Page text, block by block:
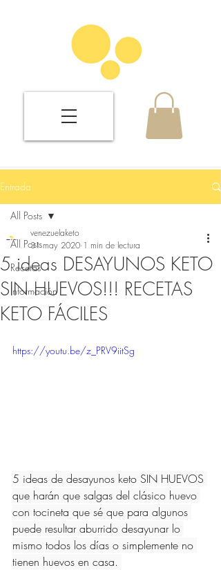
Entrada
All Posts
Recetas
Información
All Posts
5 ideas DESAYUNOS KETO
SIN HUEVOS!!! RECETAS
KETO FÁCILES
venezuelaketo
31 may 2020 1 min de lectura
https://youtu.be/z_PRV9iitSg
5 ideas de desayunos keto SIN HUEVOS
que harán que salgas del clásico huevo
con tocineta que sé que para algunos
puede resultar aburrido desayunar lo
mismo todos los días o simplemente no
tienen huevos en casa.